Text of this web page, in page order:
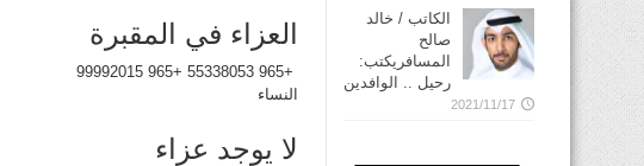
العزاء في المقبرة
+965 55338053 +965 99992015
النساء
لا يوجد عزاء
الكاتب / خالد
صالح
المسافريكتب:
رحيل .. الوافدين
2021/11/17